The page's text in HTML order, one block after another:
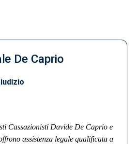
De Caprio
Cassazionisti Davide De Caprio e
assistenza legale qualificata a